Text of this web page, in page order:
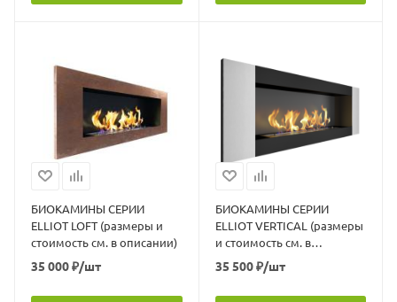
БИОКАМИНЫ СЕРИИ
ELLIOT LOFT (размеры и
стоимость см. в описании)
35 000₽/шт
БИОКАМИНЫ СЕРИИ
ELLIOT VERTICAL (размеры
и стоимость см. в
описании)
35 500₽/шт